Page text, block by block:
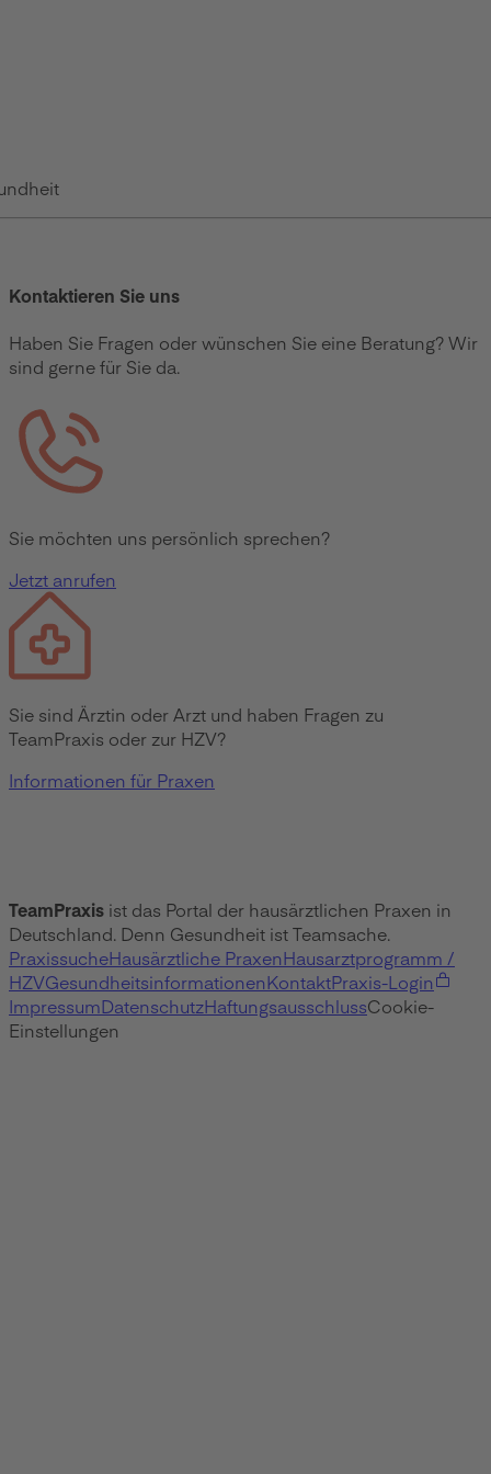
Kontaktieren Sie uns
Haben Sie Fragen oder wünschen Sie eine Beratung? Wir
sind gerne für Sie da.
Sie möchten uns persönlich sprechen?
Jetzt anrufen
Sie sind Ärztin oder Arzt und haben Fragen zu
TeamPraxis oder zur HZV?
Informationen für Praxen
TeamPraxis ist das Portal der hausärztlichen Praxen in
Deutschland. Denn Gesundheit ist Teamsache.
PraxissucheHausärztliche PraxenHausarztprogramm /
HZVGesundheitsinformationenKontaktPraxis-Login
ImpressumDatenschutzHaftungsausschlussCookie-
Einstellungen